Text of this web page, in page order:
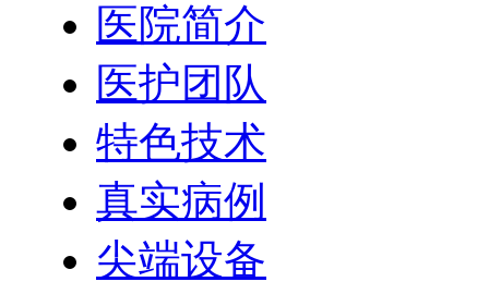
医院简介
医护团队
特色技术
真实病例
尖端设备